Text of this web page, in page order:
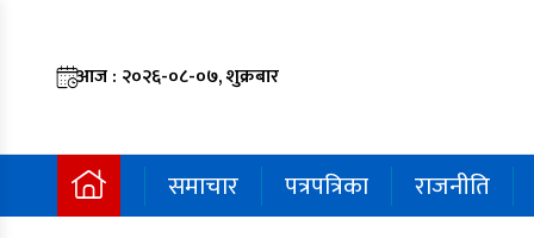
आज : २०२६-०८-०७, शुक्रबार
समाचार पत्रपत्रिका राजनीति